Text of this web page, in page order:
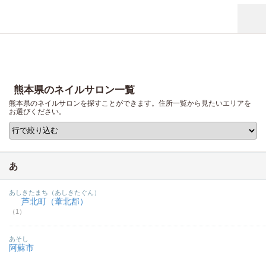
熊本県のネイルサロン一覧
熊本県のネイルサロンを探すことができます。住所一覧から見たいエリアを
お選びください。
あ
芦北町（葦北郡）
（1）
あしきたまち（あしきたぐん）
阿蘇市
あそし